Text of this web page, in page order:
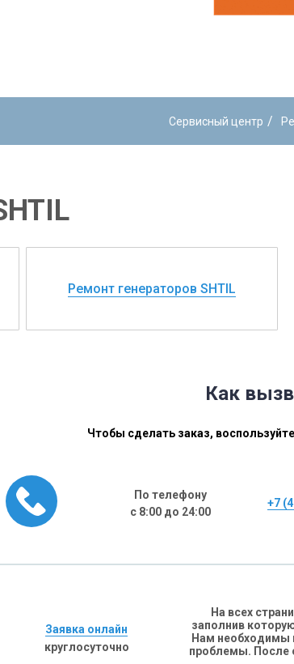
Сервисный центр /
Ремонт генераторов SHTIL
Как
Чтобы сделать заказ,
По телефону
с 8:00 до 24:00
+7
Заявка онлайн
круглосуточно
На всех
заполнив
Нам необходимы
проблемы. После